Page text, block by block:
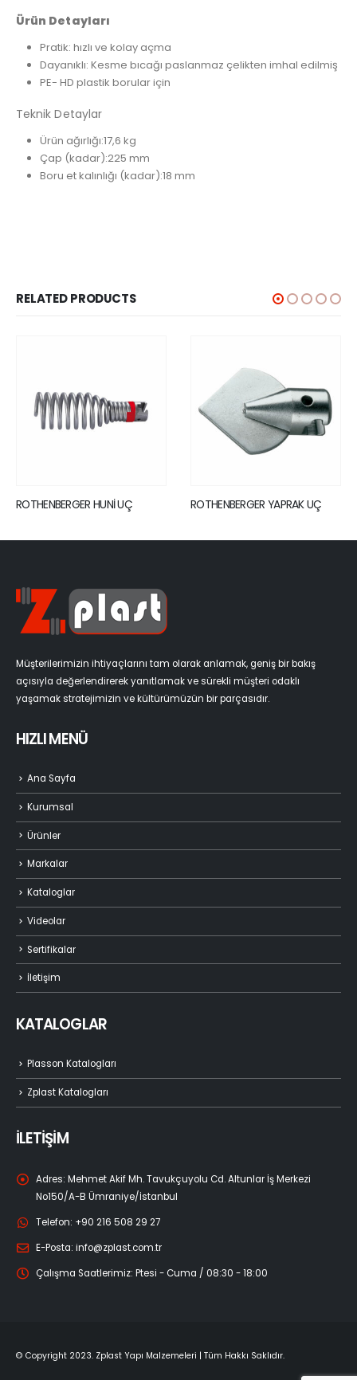
Ürün Detayları
Pratik: hızlı ve kolay açma
Dayanıklı: Kesme bıcağı paslanmaz çelikten imhal edilmiş
PE- HD plastik borular için
Teknik Detaylar
Ürün ağırlığı:17,6 kg
Çap (kadar):225 mm
Boru et kalınlığı (kadar):18 mm
RELATED PRODUCTS
UÇ ROTHENBERGER YAPRAK UÇ
REDİKSİYON
Müşterilerimizin ihtiyaçlarını tam olarak anlamak, geniş bir bakış
açısıyla değerlendirerek yanıtlamak ve sürekli müşteri odaklı
yaşamak stratejimizin ve kültürümüzün bir parçasıdır.
HIZLI MENÜ
Ana Sayfa
Kurumsal
Ürünler
Markalar
Kataloglar
Videolar
Sertifikalar
İletişim
KATALOGLAR
Plasson Katalogları
Zplast Katalogları
İLETİŞİM
Adres: Mehmet Akif Mh. Tavukçuyolu Cd. Altunlar İş Merkezi
No150/A-B Ümraniye/İstanbul
Telefon: +90 216 508 29 27
E-Posta: info@zplast.com.tr
Çalışma Saatlerimiz: Ptesi - Cuma / 08:30 - 18:00
© Copyright 2023. Zplast Yapı Malzemeleri | Tüm Hakkı Saklıdır.